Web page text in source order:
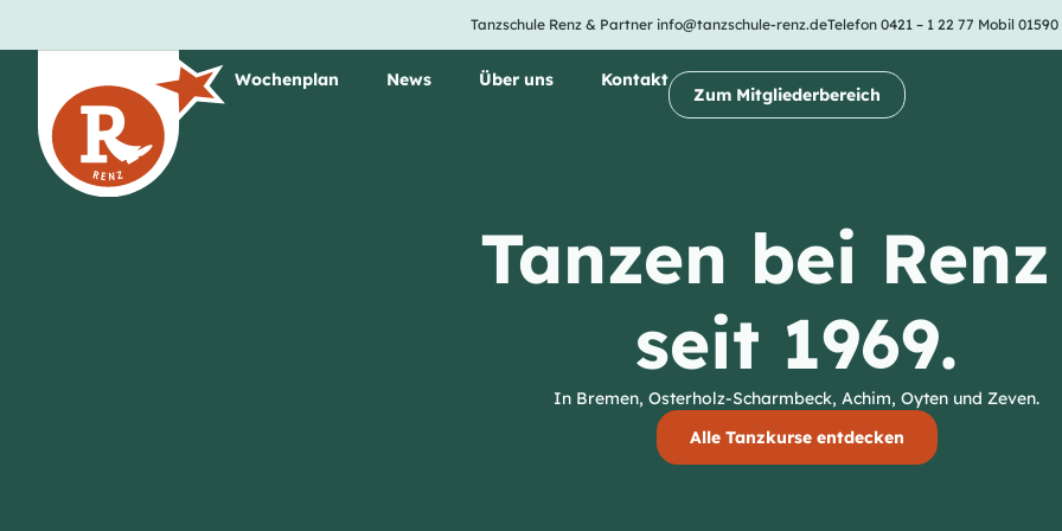
Tanzschule Renz & Partnerinfo@tanzschule-renz.deTelefon 0421 – 1 22 77 Mobil 01590
Unsere Tanzkurse Wochenplan News Über uns Kontakt
Zum Mitgliederbereich
Tanzen bei
seit 1969.
In Bremen, Osterholz-Scharmbeck, Achim, Oyten und Zeven.
Alle Tanzkurse entdecken